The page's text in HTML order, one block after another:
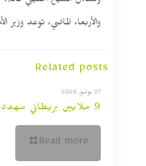
والأربعاء الماضي، توعد
Related posts
27 يوليو, 2026
9 ملايين بريطاني مهددون بسحب الجنسية..
Read more